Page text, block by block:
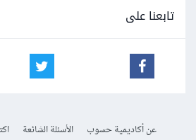
تابعنا على
عن أكاديمية حسوب الأسئلة الشائعة